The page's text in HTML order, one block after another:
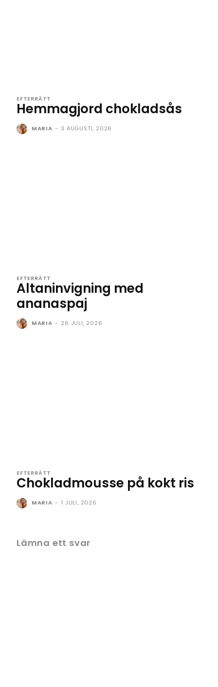
EFTERRÄTT
Hemmagjord chokladsås
MARIA - 3 AUGUSTI, 2026
EFTERRÄTT
Altaninvigning med
ananaspaj
MARIA - 26 JULI, 2026
EFTERRÄTT
Chokladmousse på kokt ris
MARIA - 1 JULI, 2026
Lämna ett svar